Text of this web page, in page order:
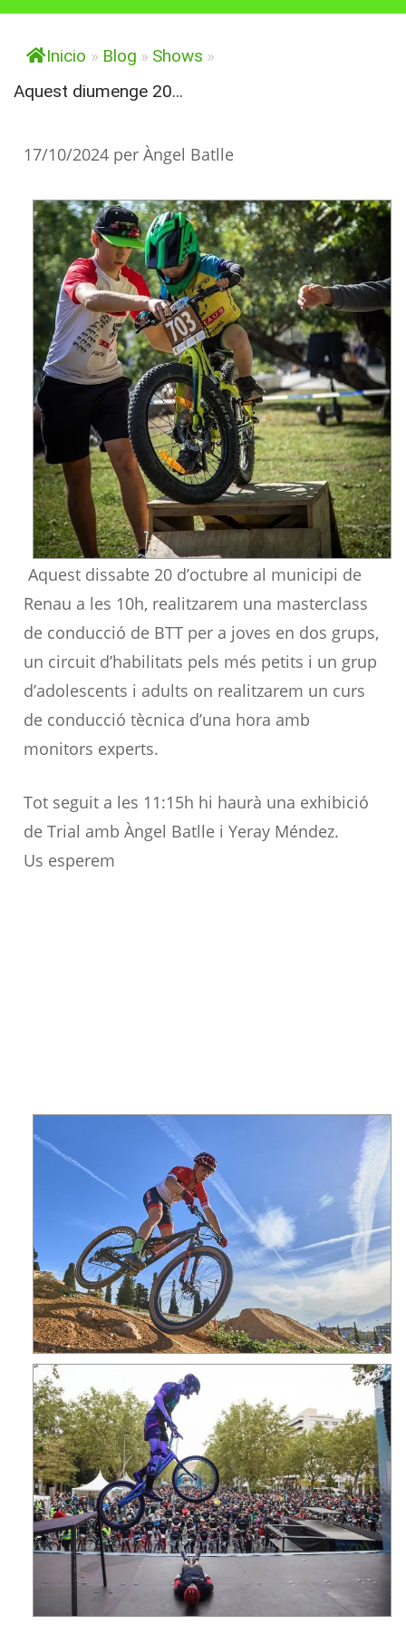
Inicio » Blog » Shows »
Aquest diumenge 20...
17/10/2024 per Àngel Batlle
Aquest dissabte 20 d’octubre al municipi de
Renau a les 10h, realitzarem una masterclass
de conducció de BTT per a joves en dos grups,
un circuit d’habilitats pels més petits i un grup
d’adolescents i adults on realitzarem un curs
de conducció tècnica d’una hora amb
monitors experts.
Tot seguit a les 11:15h hi haurà una exhibició
de Trial amb Àngel Batlle i Yeray Méndez.
Us esperem